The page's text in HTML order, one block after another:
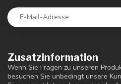
Zusatzinformation
Wenn Sie Fragen zu unseren
besuchen Sie unbedingt unsere